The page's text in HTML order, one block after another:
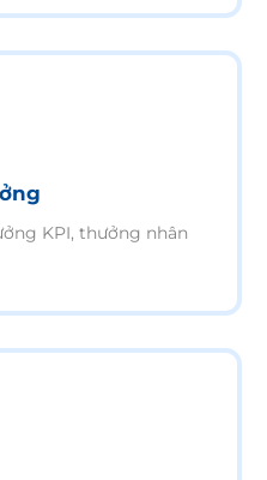
KPI, thưởng nhân